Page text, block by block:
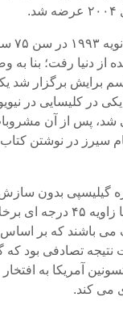
از دنیا رفت؛ بنا به
برایش برگزار شد
در کلیسایی در
بهائی شد، پس از آن
سیرز در نوشتن
گیلیسپی بدون
است، ترومپتی با زاویه
باشند که بر اساس
نتیجه تصادفی بود